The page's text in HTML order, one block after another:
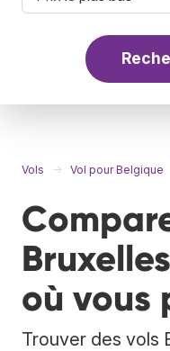
Vols Vol pour Belgique
où vous
Trouver des vols